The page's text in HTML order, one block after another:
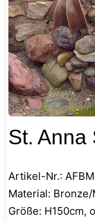
St. Anna
Artikel-Nr.:
Material:
Größe: H150cm,